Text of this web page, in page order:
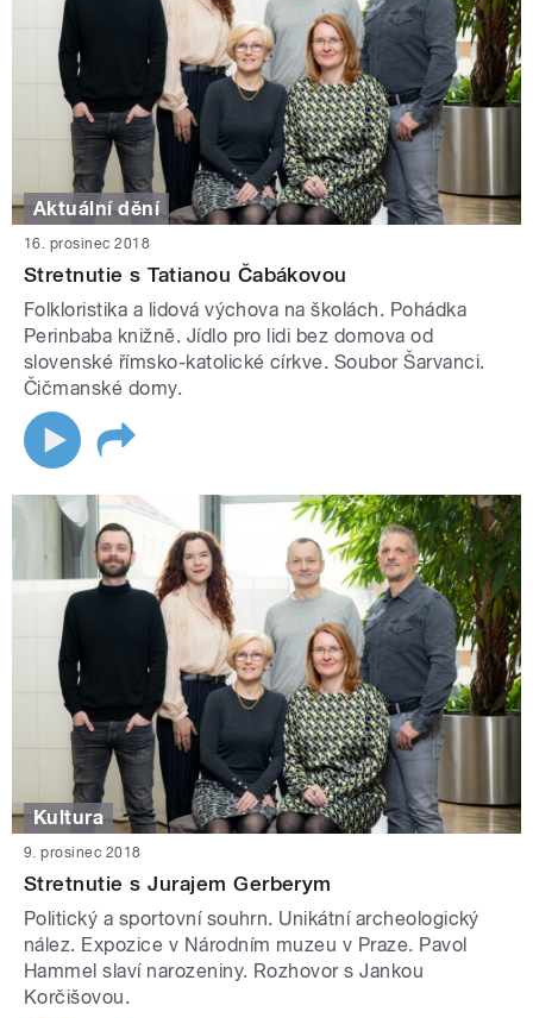
Aktuální dění
16. prosinec 2018
Stretnutie s Tatianou Čabákovou
Folkloristika a lidová výchova na školách. Pohádka
Perinbaba knižně. Jídlo pro lidi bez domova od
slovenské římsko-katolické církve. Soubor Šarvanci.
Čičmanské domy.
Kultura
9. prosinec 2018
Stretnutie s Jurajem Gerberym
Politický a sportovní souhrn. Unikátní archeologický
nález. Expozice v Národním muzeu v Praze. Pavol
Hammel slaví narozeniny. Rozhovor s Jankou
Korčišovou.